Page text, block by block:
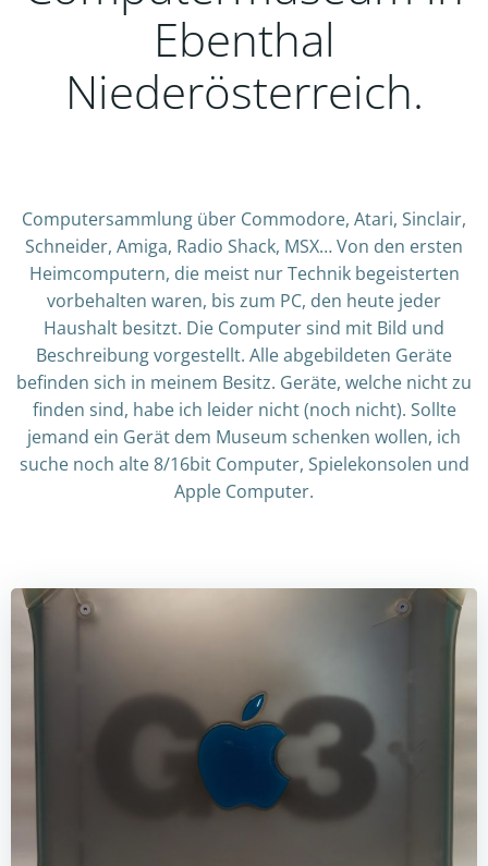
Ebenthal
Niederösterreich.
Computersammlung über Commodore, Atari, Sinclair,
Schneider, Amiga, Radio Shack, MSX… Von den ersten
Heimcomputern, die meist nur Technik begeisterten
vorbehalten waren, bis zum PC, den heute jeder
Haushalt besitzt. Die Computer sind mit Bild und
Beschreibung vorgestellt. Alle abgebildeten Geräte
befinden sich in meinem Besitz. Geräte, welche nicht zu
finden sind, habe ich leider nicht (noch nicht). Sollte
jemand ein Gerät dem Museum schenken wollen, ich
suche noch alte 8/16bit Computer, Spielekonsolen und
Apple Computer.